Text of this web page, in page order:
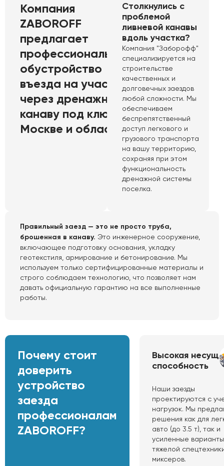
Компания
ZABOROFF
предлагает
профессиональное
обустройство
въезда на участок
через дренажную
канаву под ключ в
Москве и области
Столкнулись с
проблемой
ливневой канавы
вдоль участка?
Компания "Заборофф"
специализируется на
строительстве
качественных и
долговечных заездов
любой сложности. Мы
обеспечиваем
беспрепятственный
доступ легкового и
грузового транспорта
на вашу территорию,
сохраняя при этом
функциональность
дренажной системы
поселка.
Правильный заезд — это не просто труба,
брошенная в канаву. Это инженерное сооружение,
включающее подготовку основания, укладку
геотекстиля, армирование и бетонирование. Мы
используем только сертифицированные материалы и
строго соблюдаем технологию, что позволяет нам
давать официальную гарантию на все выполненные
работы.
Почему стоит
доверить
устройство
заезда
профессионалам
ZABOROFF?
Высокая
способность
Наши заезды
проектируются с
нагрузок. Мы
решения как для
авто (до 3.5 т), так и
усиленные
тяжелой
миксеров.